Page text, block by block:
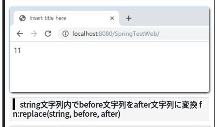
string文字列内でbefore文字列をafter文字列に変換 f
n:replace(string, before, after)